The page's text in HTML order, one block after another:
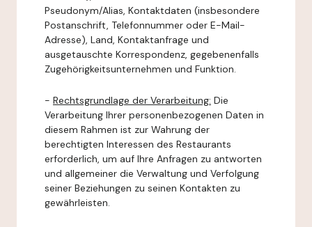
Pseudonym/Alias, Kontaktdaten (insbesondere
Postanschrift, Telefonnummer oder E-Mail-
Adresse), Land, Kontaktanfrage und
ausgetauschte Korrespondenz, gegebenenfalls
Zugehörigkeitsunternehmen und Funktion.
- Rechtsgrundlage der Verarbeitung: Die
Verarbeitung Ihrer personenbezogenen Daten in
diesem Rahmen ist zur Wahrung der
berechtigten Interessen des Restaurants
erforderlich, um auf Ihre Anfragen zu antworten
und allgemeiner die Verwaltung und Verfolgung
seiner Beziehungen zu seinen Kontakten zu
gewährleisten.